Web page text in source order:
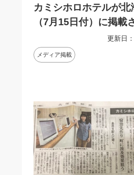
カミシホロホテルが北
（7月15日付）に掲載
更新日
メディア掲載